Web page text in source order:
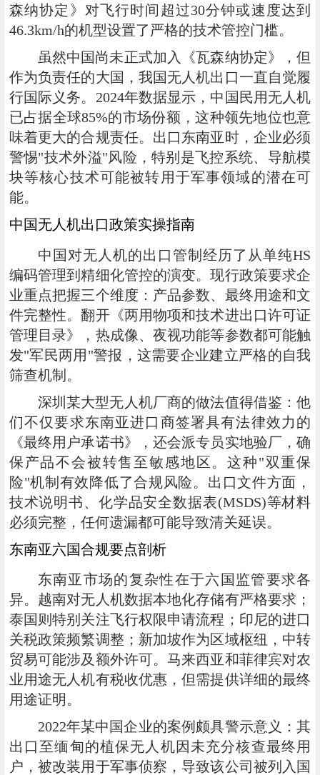
森纳协定》对飞行时间超过30分钟或速度达到
46.3km/h的机型设置了严格的技术管控门槛。
虽然中国尚未正式加入《瓦森纳协定》，但
作为负责任的大国，我国无人机出口一直自觉履
行国际义务。2024年数据显示，中国民用无人机
已占据全球85%的市场份额，这种领先地位也意
味着更大的合规责任。出口东南亚时，企业必须
警惕"技术外溢"风险，特别是飞控系统、导航模
块等核心技术可能被转用于军事领域的潜在可
能。
中国无人机出口政策实操指南
中国对无人机的出口管制经历了从单纯HS
编码管理到精细化管控的演变。现行政策要求企
业重点把握三个维度：产品参数、最终用途和文
件完整性。翻开《两用物项和技术进出口许可证
管理目录》，热成像、夜视功能等参数都可能触
发"军民两用"警报，这需要企业建立严格的自我
筛查机制。
深圳某大型无人机厂商的做法值得借鉴：他
们不仅要求东南亚进口商签署具有法律效力的
《最终用户承诺书》，还会派专员实地验厂，确
保产品不会被转售至敏感地区。这种"双重保
险"机制有效降低了合规风险。出口文件方面，
技术说明书、化学品安全数据表(MSDS)等材料
必须完整，任何遗漏都可能导致清关延误。
东南亚六国合规要点剖析
东南亚市场的复杂性在于六国监管要求各
异。越南对无人机数据本地化存储有严格要求；
泰国则特别关注飞行权限申请流程；印尼的进口
关税政策频繁调整；新加坡作为区域枢纽，中转
贸易可能涉及额外许可。马来西亚和菲律宾对农
业用途无人机有税收优惠，但需提供详细的最终
用途证明。
2022年某中国企业的案例颇具警示意义：其
出口至缅甸的植保无人机因未充分核查最终用
户，被改装用于军事侦察，导致该公司被列入国